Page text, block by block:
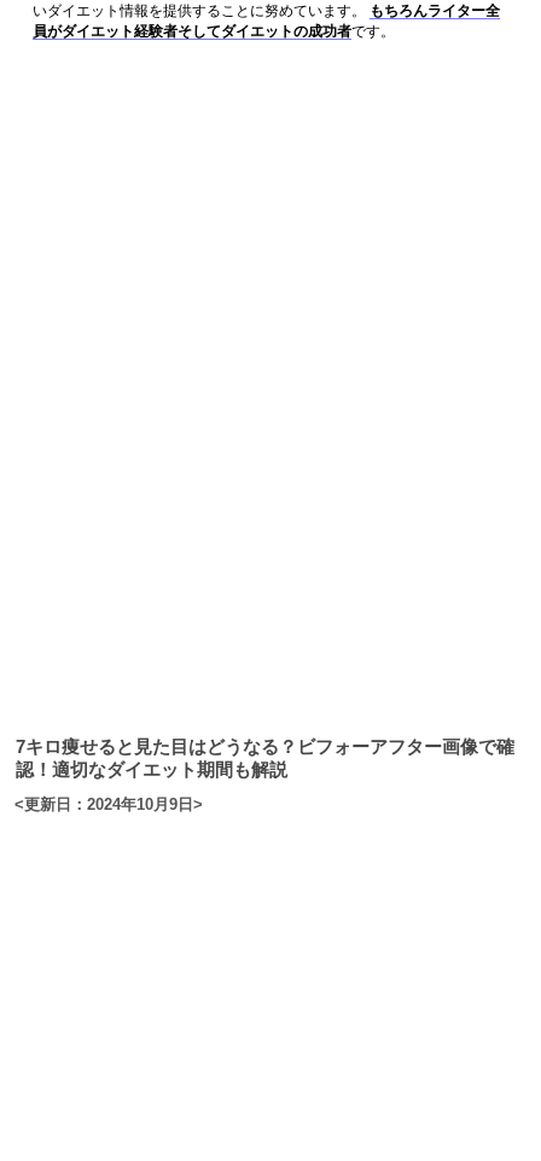
いダイエット情報を提供することに努めています。
もちろんライター全
員がダイエット経験者そしてダイエットの成功者です。
7キロ痩せると見た目はどうなる？ビフォーアフター画像で確
認！適切なダイエット期間も解説
<更新日：2024年10月9日>